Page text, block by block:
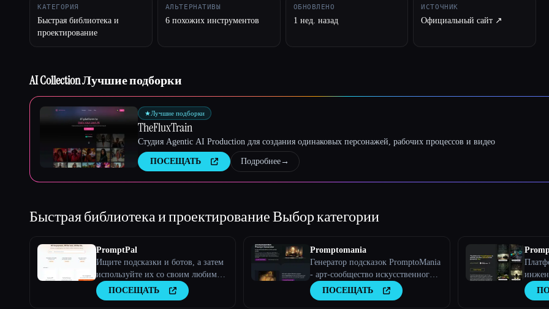
КАТЕГОРИЯ
Быстрая библиотека и
проектирование
АЛЬТЕРНАТИВЫ
6 похожих инструментов
ОБНОВЛЕНО
1 нед. назад
ИСТОЧНИК
Официальный сайт ↗︎
AI Collection Лучшие подборки
★Лучшие подборки
TheFluxTrain
Студия Agentic AI Production для создания одинаковых персонажей, рабочих процессов и видео
ПОСЕЩАТЬ Подробнее→
Быстрая библиотека и проектированиеВыбор категории
PromptPal
Ищите подсказки и ботов, а затем
используйте их со своим любимым
искусственным интеллектом. Все в
одном месте.
ПОСЕЩАТЬ
Promptomania
Генератор подсказок PromptoMania
- арт-сообщество искусственного
интеллекта с онлайн-
конструктором подсказок
ПОСЕЩАТЬ